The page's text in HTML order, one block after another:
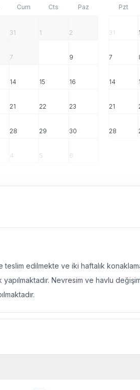
Cum Cts Paz
31 1 2
7 9
14 15 16
21 22 23
28 29 30
4 5 6
Pzt
31 1
7
14
21
28
edilmekte ve iki haftalık
Nevresim ve havlu